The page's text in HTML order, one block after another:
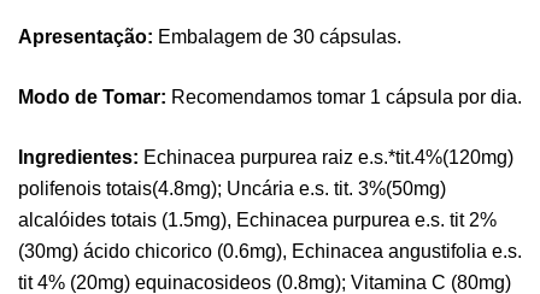
Apresentação: Embalagem de 30 cápsulas.
Modo de Tomar: Recomendamos tomar 1 cápsula por dia.
Ingredientes: Echinacea purpurea raiz e.s.*tit.4%(120mg)
polifenois totais(4.8mg); Uncária e.s. tit. 3%(50mg)
alcalóides totais (1.5mg), Echinacea purpurea e.s. tit 2%
(30mg) ácido chicorico (0.6mg), Echinacea angustifolia e.s.
tit 4% (20mg) equinacosideos (0.8mg); Vitamina C (80mg)